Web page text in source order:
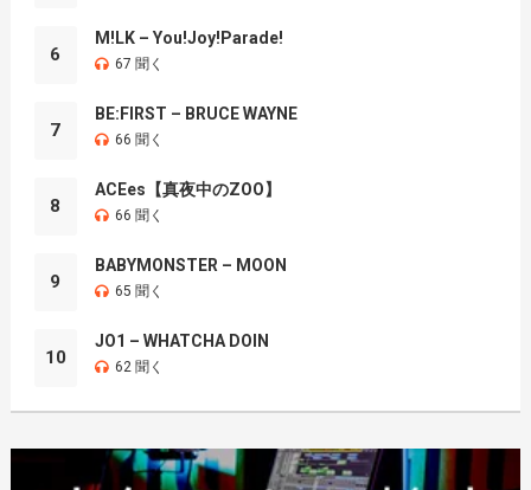
6
M!LK – You!Joy!Parade!
67 聞く
7
BE:FIRST – BRUCE WAYNE
66 聞く
8
ACEes【真夜中のZOO】
66 聞く
9
BABYMONSTER – MOON
65 聞く
10
JO1 – WHATCHA DOIN
62 聞く